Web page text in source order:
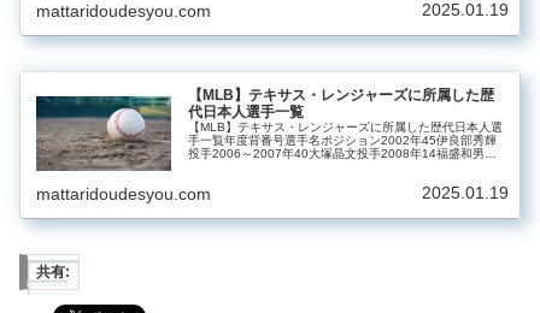
mattaridoudesyou.com 2025.01.19
【MLB】テキサス・レンジャーズに所属した歴
代日本人選手一覧
【MLB】テキサス・レンジャーズに所属した歴代日本人選
手一覧年度背番号選手名ポジション2002年45伊良部秀輝
投手2006～2007年40大塚晶文投手2008年14福盛和男投
mattaridoudesyou.com 2025.01.19
共有: